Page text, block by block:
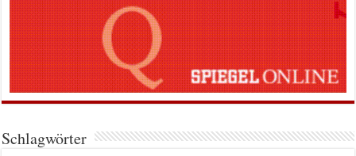
Schlagwörter